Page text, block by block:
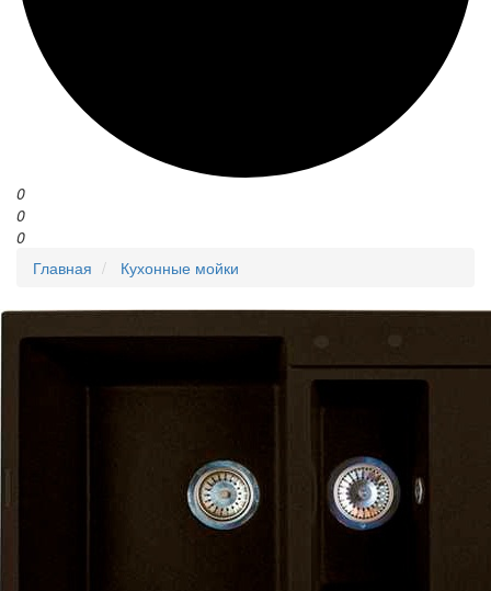
0
0
0
Главная
Кухонные мойки